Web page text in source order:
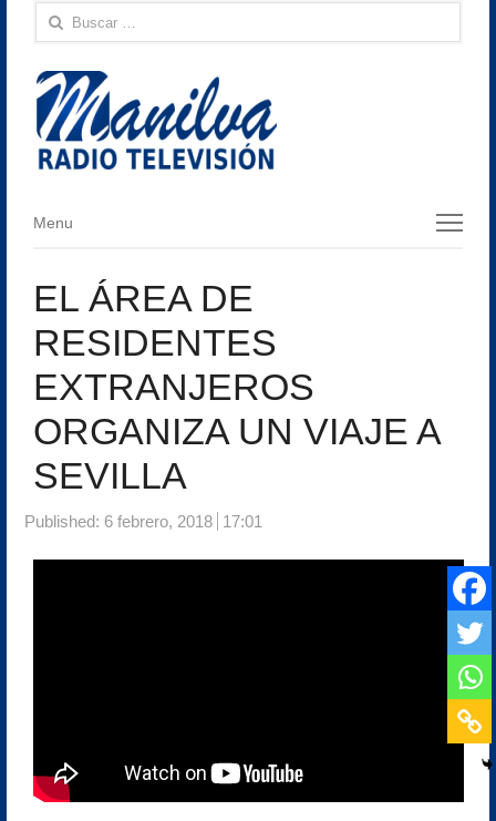
Buscar:
Menu
Menu
EL ÁREA DE
RESIDENTES
EXTRANJEROS
ORGANIZA UN VIAJE A
SEVILLA
Published: 6 febrero, 2018 17:01